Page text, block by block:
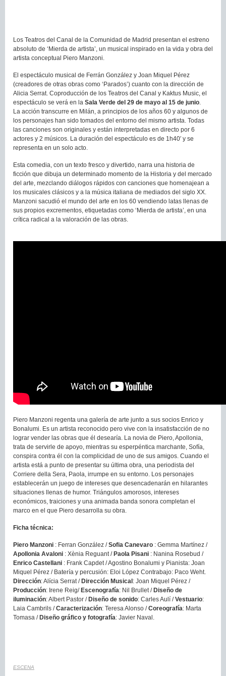
Los Teatros del Canal de la Comunidad de Madrid presentan el estreno
absoluto de ‘Mierda de artista’, un musical inspirado en la vida y obra del
artista conceptual Piero Manzoni.
El espectáculo musical de Ferrán González y Joan Miquel Pérez
(creadores de otras obras como ‘Parados’) cuanto con la dirección de
Alicia Serrat. Coproducción de los Teatros del Canal y Kaktus Music, el
espectáculo se verá en la Sala Verde del 29 de mayo al 15 de junio.
La acción transcurre en Milán, a principios de los años 60 y algunos de
los personajes han sido tomados del entorno del mismo artista. Todas
las canciones son originales y están interpretadas en directo por 6
actores y 2 músicos. La duración del espectáculo es de 1h40′ y se
representa en un solo acto.
Esta comedia, con un texto fresco y divertido, narra una historia de
ficción que dibuja un determinado momento de la Historia y del mercado
del arte, mezclando diálogos rápidos con canciones que homenajean a
los musicales clásicos y a la música italiana de mediados del siglo XX.
Manzoni sacudió el mundo del arte en los 60 vendiendo latas llenas de
sus propios excrementos, etiquetadas como ‘Mierda de artista’, en una
crítica radical a la valoración de las obras.
Piero Manzoni regenta una galería de arte junto a sus socios Enrico y
Bonalumi. Es un artista reconocido pero vive con la insatisfacción de no
lograr vender las obras que él desearía. La novia de Piero, Apollonia,
trata de servirle de apoyo, mientras su esperpéntica marchante, Sofía,
conspira contra él con la complicidad de uno de sus amigos. Cuando el
artista está a punto de presentar su última obra, una periodista del
Corriere della Sera, Paola, irrumpe en su entorno. Los personajes
establecerán un juego de intereses que desencadenarán en hilarantes
situaciones llenas de humor. Triángulos amorosos, intereses
económicos, traiciones y una animada banda sonora completan el
marco en el que Piero desarrolla su obra.
Ficha técnica:
Piero Manzoni : Ferran González /Sofia Canevaro : Gemma Martínez /
Apollonia Avaloni : Xènia Reguant / Paola Pisani : Nanina Rosebud /
Enrico Castellani : Frank Capdet / Agostino Bonalumi y Pianista: Joan
Miquel Pérez / Batería y percusión: Eloi López Contrabajo: Paco Weht.
Dirección: Alícia Serrat / Dirección Musical : Joan Miquel Pérez /
Producción: Irene Reig/ Escenografía: Nil Brullet / Diseño de
iluminación: Albert Pastor / Diseño de sonido: Carles Aulí /Vestuario:
Laia Cambrils /Caracterización: Teresa Alonso /Coreografía: Marta
Tomasa / Diseño gráfico y fotografía: Javier Naval.
ESCENA